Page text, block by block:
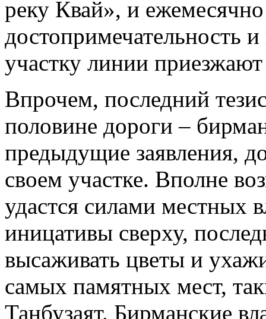
реку Квай», и
достопримечательность
участку линии
Впрочем, последний
половине дороги –
предыдущие заявления,
своем участке. Вполне
удастся силами местных
иницативы сверху,
высаживать цветы и
самых памятных мест,
Танбузаят. Бирманские